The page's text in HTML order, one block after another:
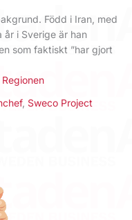
Född i Iran, med
år i Sverige är han
som faktiskt ”har gjort
Regionen
, Sweco Project